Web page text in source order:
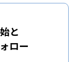
と
ロー